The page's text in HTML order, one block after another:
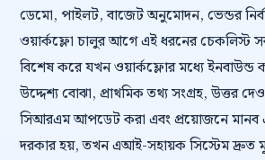
ডেমো, পাইলট, বাজেট অনুমোদন, ভেন্ডর
ওয়ার্কফ্লো চালুর আগে এই ধরনের চেকলিস্ট
বিশেষ করে যখন ওয়ার্কফ্লোর মধ্যে ইনবাউন্ড
উদ্দেশ্য বোঝা, প্রাথমিক তথ্য সংগ্রহ, উত্তর
সিআরএম আপডেট করা এবং প্রয়োজনে মানব
দরকার হয়, তখন এআই-সহায়ক সিস্টেম দ্রুত